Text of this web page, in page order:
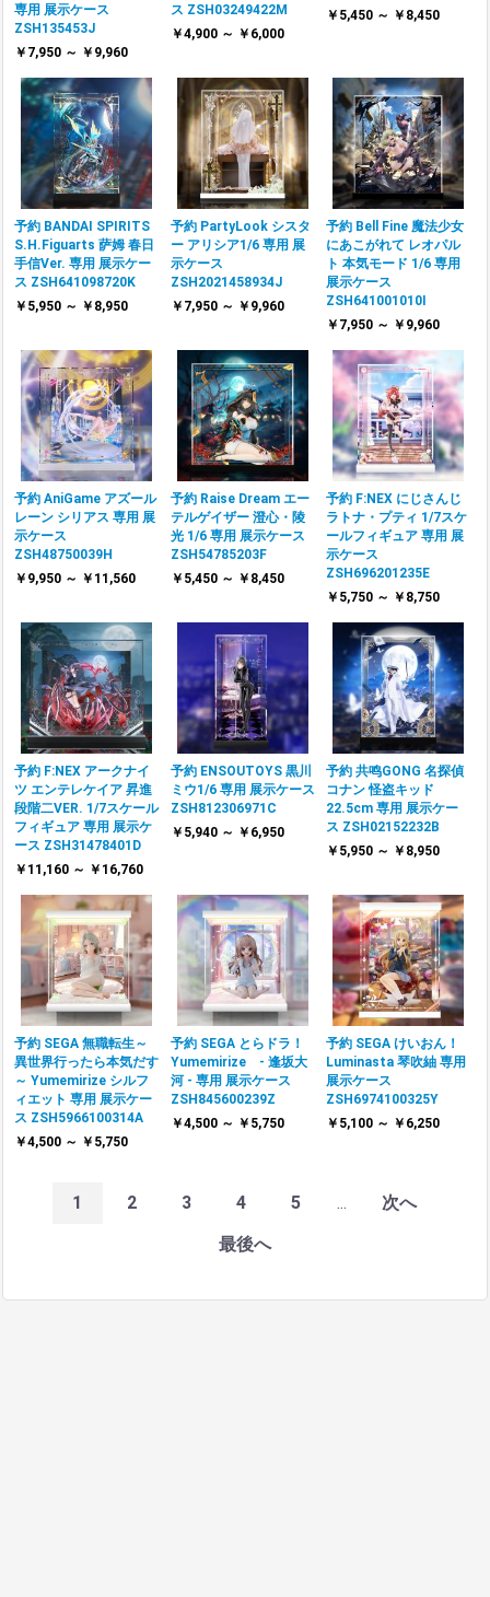
専用 展示ケース
ZSH135453J
￥7,950 ～ ￥9,960
ス ZSH03249422M
￥4,900 ～ ￥6,000
￥5,450 ～ ￥8,450
予約 BANDAI SPIRITS
S.H.Figuarts 萨姆 春日
手信Ver. 専用 展示ケー
ス ZSH641098720K
￥5,950 ～ ￥8,950
予約 PartyLook シスタ
ー アリシア1/6 専用 展
示ケース
ZSH2021458934J
￥7,950 ～ ￥9,960
予約 Bell Fine 魔法少女
にあこがれて レオパル
ト 本気モード 1/6 専用
展示ケース
ZSH641001010I
￥7,950 ～ ￥9,960
予約 AniGame アズール
レーン シリアス 専用 展
示ケース
ZSH48750039H
￥9,950 ～ ￥11,560
予約 Raise Dream エー
テルゲイザー 澄心・陵
光 1/6 専用 展示ケース
ZSH54785203F
￥5,450 ～ ￥8,450
予約 F:NEX にじさんじ
ラトナ・プティ 1/7スケ
ールフィギュア 専用 展
示ケース
ZSH696201235E
￥5,750 ～ ￥8,750
予約 F:NEX アークナイ
ツ エンテレケイア 昇進
段階二VER. 1/7スケール
フィギュア 専用 展示ケ
ース ZSH31478401D
￥11,160 ～ ￥16,760
予約 ENSOUTOYS 黒川
ミウ1/6 専用 展示ケース
ZSH812306971C
￥5,940 ～ ￥6,950
予約 共鸣GONG 名探偵
コナン 怪盗キッド
22.5cm 専用 展示ケー
ス ZSH02152232B
￥5,950 ～ ￥8,950
予約 SEGA 無職転生～
異世界行ったら本気だす
～ Yumemirize シルフ
ィエット 専用 展示ケー
ス ZSH5966100314A
￥4,500 ～ ￥5,750
予約 SEGA とらドラ！
Yumemirize ‐ 逢坂大
河 ‐ 専用 展示ケース
ZSH845600239Z
￥4,500 ～ ￥5,750
予約 SEGA けいおん！
Luminasta 琴吹紬 専用
展示ケース
ZSH6974100325Y
￥5,100 ～ ￥6,250
1 2 3 4 5 ...
次へ
最後へ